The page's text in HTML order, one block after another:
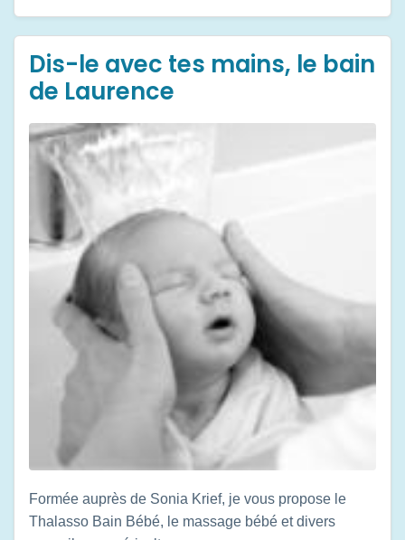
Dis-le avec tes mains, le bain
de Laurence
Formée auprès de Sonia Krief, je vous propose le
Thalasso Bain Bébé, le massage bébé et divers